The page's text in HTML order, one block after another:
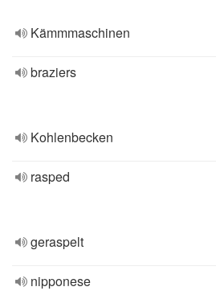
Kämmmaschinen
braziers
Kohlenbecken
rasped
geraspelt
nipponese